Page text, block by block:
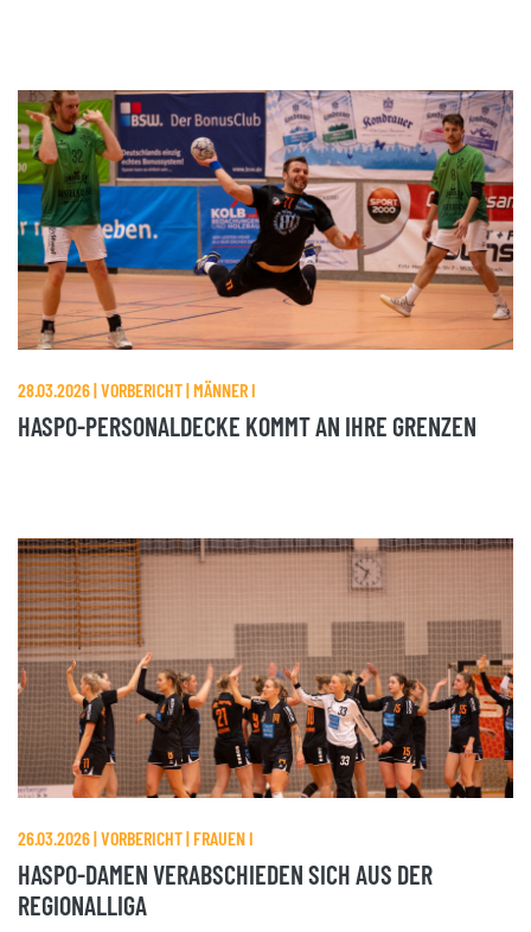
28.03.2026 | VORBERICHT | MÄNNER I
HASPO-PERSONALDECKE KOMMT AN IHRE GRENZEN
26.03.2026 | VORBERICHT | FRAUEN I
HASPO-DAMEN VERABSCHIEDEN SICH AUS DER
REGIONALLIGA